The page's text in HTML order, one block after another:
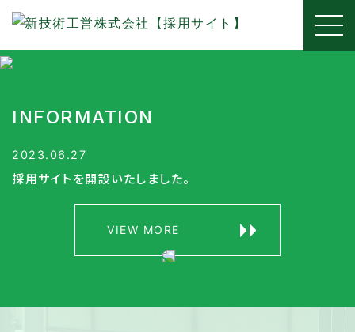
INFORMATION
2023.06.27
採用サイトを開設いたしました。
VIEW MORE